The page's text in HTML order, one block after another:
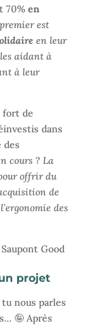
70% en
est
en leur
aidant à
à leur
fort de
dans
des
cours ? La
offrir du
de
des
projet
nous parles
🤪 Après